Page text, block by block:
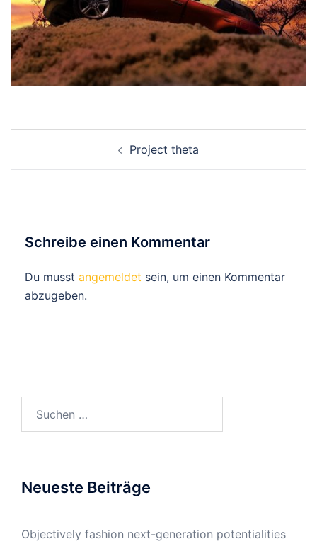
Project theta
Schreibe einen Kommentar
Du musst angemeldet sein, um einen Kommentar
abzugeben.
nach:
Neueste Beiträge
Objectively fashion next-generation potentialities